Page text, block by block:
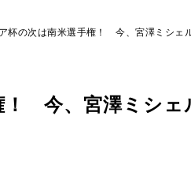
杯の次は南米選手権！ 今、宮澤ミシェ
！ 今、宮澤ミシェ